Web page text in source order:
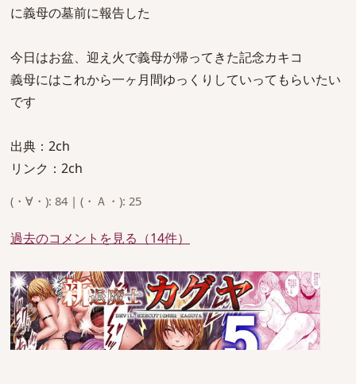
に義母の墓前に報告した
今日はお盆、迎え火で義母が帰ってきた記念カキコ
義母にはこれから一ヶ月間ゆっくりしていってもらいたい
です
出典：2ch
リンク：2ch
(・∀・): 84 | (・Ａ・): 25
過去のコメントを見る（14件）